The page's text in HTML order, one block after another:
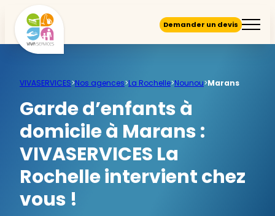
Demander un devis
VIVASERVICES>Nos agences>La Rochelle>Nounou>Marans
Garde d’enfants à
domicile à Marans :
VIVASERVICES La
Rochelle intervient chez
vous !